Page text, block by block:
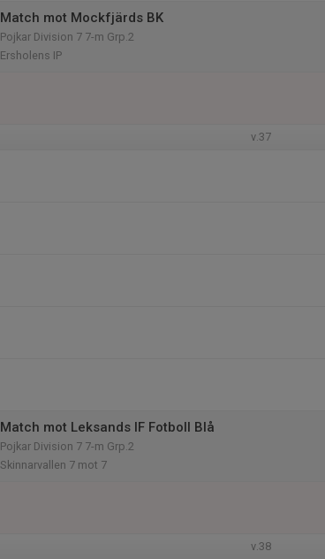
Match mot Mockfjärds BK
Pojkar Division 7 7-m Grp.2
Ersholens IP
v.37
Match mot Leksands IF Fotboll Blå
Pojkar Division 7 7-m Grp.2
Skinnarvallen 7 mot 7
v.38